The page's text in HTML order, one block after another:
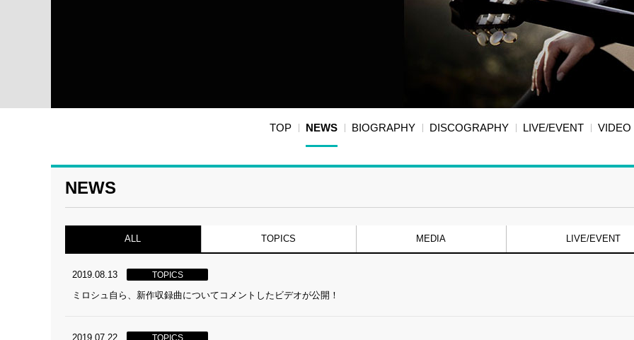
TOP NEWS BIOGRAPHY DISCOGRAPHY LIVE/EVENT VIDEO
NEWS
ALL TOPICS MEDIA LIVE/EVENT
2019.08.13 TOPICS
ミロシュ自ら、新作収録曲についてコメントしたビデオが公開！
2019.07.22